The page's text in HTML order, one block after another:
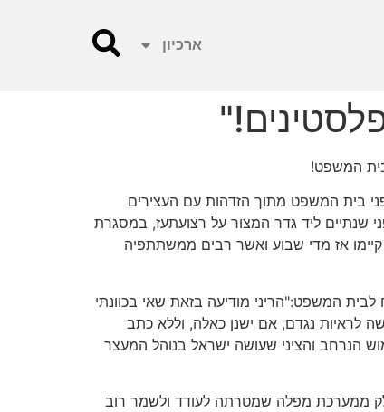
ארכיון
המשפט!
בית המשפט מתוך הזדהות עם העצירים
שנתיים ליד גדר המצור על רצועתעז, במסגרת
קיימו אז מדי שבוע ואשר רבים ממשתתפיה
המשפט:"הריני מודיעה בזאת שאי בכוונתי
לראיות נגדם, אם ישנן כאלה, וללא כתב
הנרחב והציני שעושה ישראל בנוהל המעצר
חלק ממערכת מפלה שמטרתה לעודד ולשמר רוב